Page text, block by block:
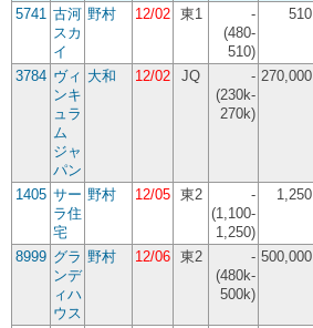
5741 古河
スカ
イ
野村 12/02 東1
-
(480-
510)
510
3784 ヴィ
ンキ
ュラ
ム
ジャ
パン
大和 12/02 JQ
-
(230k-
270k)
270,000
1405 サー
ラ住
宅
野村 12/05 東2
-
(1,100-
1,250)
1,250
8999 グラ
ンデ
ィハ
ウス
野村 12/06 東2
-
(480k-
500k)
500,000